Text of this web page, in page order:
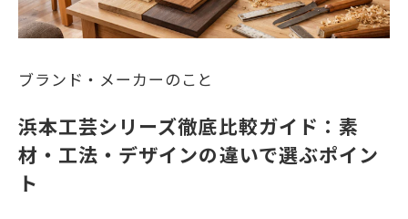
ブランド・メーカーのこと
浜本工芸シリーズ徹底比較ガイド：素
材・工法・デザインの違いで選ぶポイン
ト